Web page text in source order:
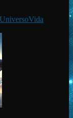
UniversoVida